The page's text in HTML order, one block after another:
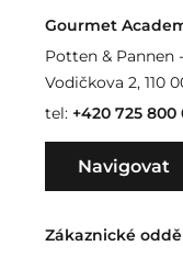
Gourmet
Potten & Pannen
Vodičkova 2, 110
tel: +420 725 800
Navigovat
Zákaznické